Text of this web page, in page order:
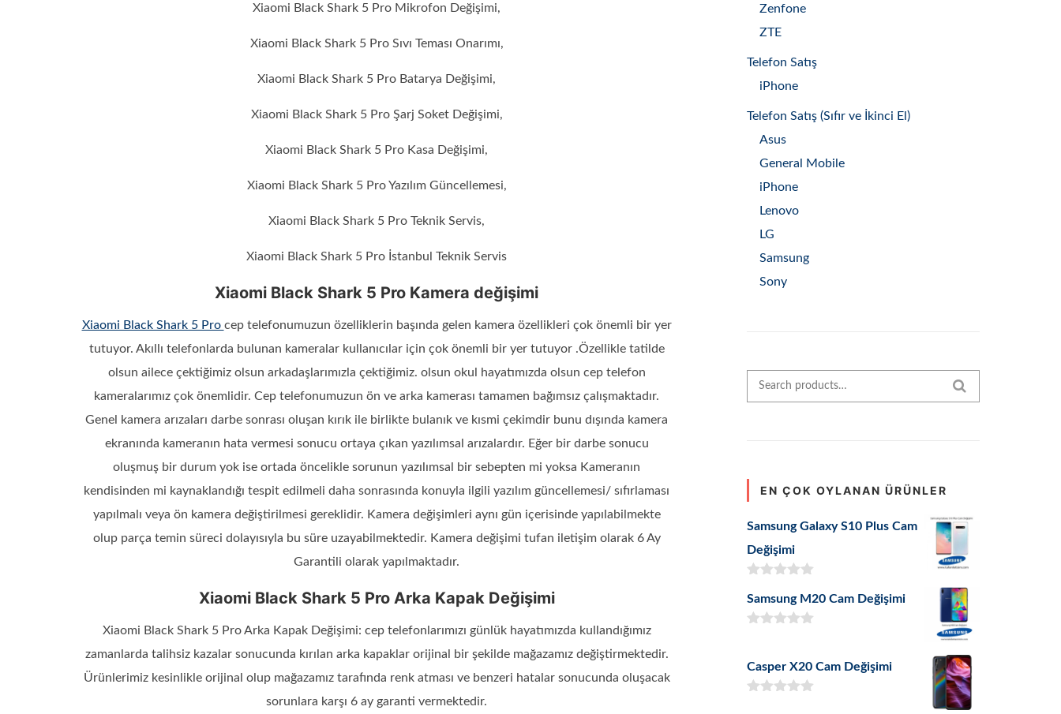
Xiaomi Black Shark 5 Pro Mikrofon Değişimi,
Xiaomi Black Shark 5 Pro Sıvı Teması Onarımı,
Xiaomi Black Shark 5 Pro Batarya Değişimi,
Xiaomi Black Shark 5 Pro Şarj Soket Değişimi,
Xiaomi Black Shark 5 Pro Kasa Değişimi,
Xiaomi Black Shark 5 Pro Yazılım Güncellemesi,
Xiaomi Black Shark 5 Pro Teknik Servis,
Xiaomi Black Shark 5 Pro İstanbul Teknik Servis
Xiaomi Black Shark 5 Pro Kamera değişimi
Xiaomi Black Shark 5 Pro cep telefonumuzun özelliklerin başında gelen kamera özellikleri çok önemli bir yer
tutuyor. Akıllı telefonlarda bulunan kameralar kullanıcılar için çok önemli bir yer tutuyor .Özellikle tatilde
olsun ailece çektiğimiz olsun arkadaşlarımızla çektiğimiz. olsun okul hayatımızda olsun cep telefon
kameralarımız çok önemlidir. Cep telefonumuzun ön ve arka kamerası tamamen bağımsız çalışmaktadır.
Genel kamera arızaları darbe sonrası oluşan kırık ile birlikte bulanık ve kısmi çekimdir bunu dışında kamera
ekranında kameranın hata vermesi sonucu ortaya çıkan yazılımsal arızalardır. Eğer bir darbe sonucu
oluşmuş bir durum yok ise ortada öncelikle sorunun yazılımsal bir sebepten mi yoksa Kameranın
kendisinden mi kaynaklandığı tespit edilmeli daha sonrasında konuyla ilgili yazılım güncellemesi/ sıfırlaması
yapılmalı veya ön kamera değiştirilmesi gereklidir. Kamera değişimleri aynı gün içerisinde yapılabilmekte
olup parça temin süreci dolayısıyla bu süre uzayabilmektedir. Kamera değişimi tufan iletişim olarak 6 Ay
Garantili olarak yapılmaktadır.
Xiaomi Black Shark 5 Pro Arka Kapak Değişimi
Xiaomi Black Shark 5 Pro Arka Kapak Değişimi: cep telefonlarımızı günlük hayatımızda kullandığımız
zamanlarda talihsiz kazalar sonucunda kırılan arka kapaklar orijinal bir şekilde mağazamız değiştirmektedir.
Ürünlerimiz kesinlikle orijinal olup mağazamız tarafında renk atması ve benzeri hatalar sonucunda oluşacak
sorunlara karşı 6 ay garanti vermektedir.
Zenfone
ZTE
Telefon Satış
iPhone
Telefon Satış (Sıfır ve İkinci El)
Asus
General Mobile
iPhone
Lenovo
LG
Samsung
Sony
Search for:
EN ÇOK OYLANAN ÜRÜNLER
Samsung Galaxy S10 Plus Cam
Değişimi
5.00oy aldı
Samsung M20 Cam Değişimi
Casper X20 Cam Değişimi